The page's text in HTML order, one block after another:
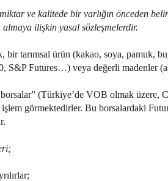
ve kalitede bir varlığın önceden
ilişkin yasal sözleşmelerdir.
bir tarımsal ürün (kakao, soya,
Futures…) veya değerli madenler
borsalar” (Türkiye’de VOB olmak
görmektedirler. Bu borsalardaki